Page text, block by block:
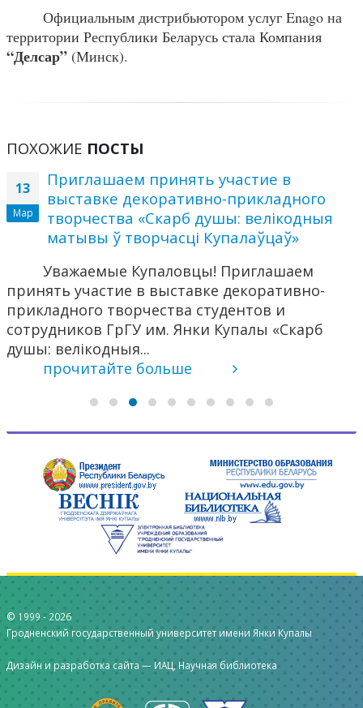
Официальным дистрибьютором услуг Enago на
территории Республики Беларусь стала Компания
“Делсар” (Минск).
ПОХОЖИЕ ПОСТЫ
13
Мар
Приглашаем принять участие в
выставке декоративно-прикладного
творчества «Скарб душы: велікодныя
матывы ў творчасці Купалаўцаў»
Уважаемые Купаловцы! Приглашаем
принять участие в выставке декоративно-
прикладного творчества студентов и
сотрудников ГрГУ им. Янки Купалы «Скарб
душы: велікодныя...
прочитайте больше
© 1999 - 2026
Гродненский государственный университет имени Янки Купалы
Дизайн и разработка сайта — ИАЦ, Научная библиотека